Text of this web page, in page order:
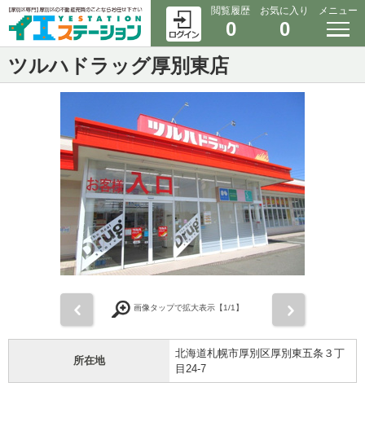
閲覧履歴
0
お気に入り
0
メニュー
ツルハドラッグ厚別東店
画像タップで拡大表示【1/1】
所在地
北海道札幌市厚別区厚別東五条３丁
目24-7